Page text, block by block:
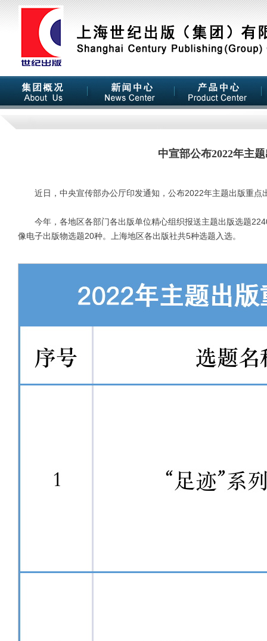
中宣部公布2022年主
近日，中央宣传部办公厅印发通知，公布2022年主题出版重点
今年，各地区各部门各出版单位精心组织报送主题出版选题
像电子出版物选题20种。上海地区各出版社共5种选题入选。